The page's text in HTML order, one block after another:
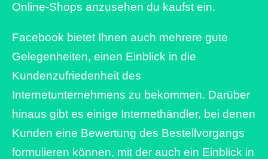
Online-Shops anzusehen du kaufst ein.
Facebook bietet Ihnen auch mehrere gute
Gelegenheiten, einen Einblick in die
Kundenzufriedenheit des
Internetunternehmens zu bekommen. Darüber
hinaus gibt es einige Internethändler, bei denen
Kunden eine Bewertung des Bestellvorgangs
formulieren können, mit der auch ein Einblick in